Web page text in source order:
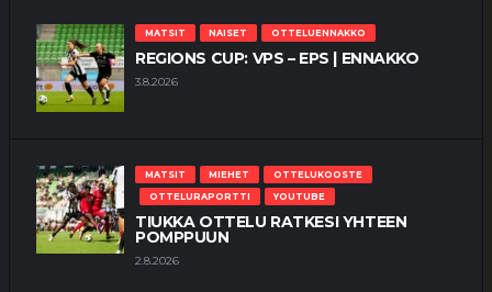
MATSIT NAISET OTTELUENNAKKO
REGIONS CUP: VPS – EPS | ENNAKKO
3.8.2026
MATSIT MIEHET
OTTELUKOOSTE
OTTELURAPORTTI
YOUTUBE
TIUKKA OTTELU RATKESI YHTEEN
POMPPUUN
2.8.2026